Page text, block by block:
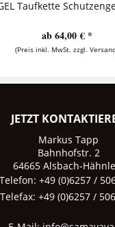
ab 64,00 € *
(Preis inkl. MwSt. zzgl.
JETZT
Markus Tapp
Bahnhofstr. 2
64665 Alsbach-
Telefon: +49 (0)6257 /
Telefax: +49 (0)6257 /